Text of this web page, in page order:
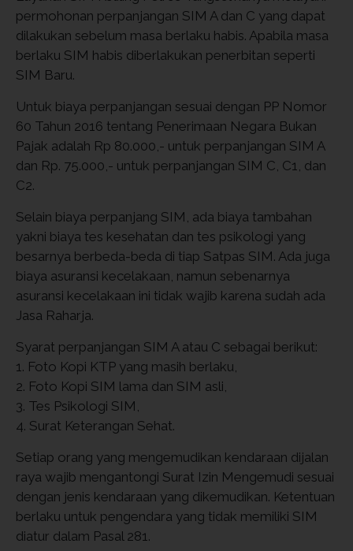
permohonan perpanjangan SIM A dan C yang dapat
dilakukan sebelum masa berlaku habis. Apabila masa
berlaku SIM habis diberlakukan penerbitan seperti
SIM Baru.
Untuk biaya perpanjangan sesuai dengan PP Nomor
60 Tahun 2016 tentang Penerimaan Negara Bukan
Pajak adalah Rp 80.000,- untuk perpanjangan SIM A
dan Rp. 75.000,- untuk perpanjangan SIM C, C1, dan
C2.
Selain biaya perpanjang SIM, ada biaya tambahan
yakni biaya tes kesehatan dan tes psikologi yang
besarnya berbeda-beda di tiap Satpas SIM. Ada juga
biaya asuransi kecelakaan, namun sebenarnya
asuransi kecelakaan ini tidak wajib karena sudah ada
Jasa Raharja.
Syarat perpanjangan SIM A atau C sebagai berikut:
1. Foto Kopi KTP yang masih berlaku,
2. Foto Kopi SIM lama dan SIM asli,
3. Tes Psikologi SIM,
4. Surat Keterangan Sehat.
Setiap orang yang mengemudikan kendaraan dijalan
raya wajib mengantongi Surat Izin Mengemudi sesuai
dengan jenis kendaraan yang dikemudikan. Ketentuan
berlaku untuk pengendara yang tidak memiliki SIM
diatur dalam Pasal 281.